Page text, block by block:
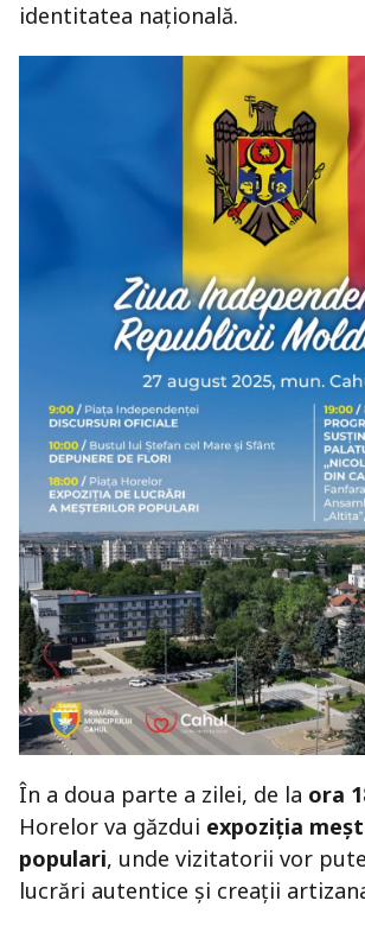
identitatea națională.
În a doua parte a zilei, de la ora
Horelor va găzdui expoziția
populari, unde vizitatorii vor
lucrări autentice și creații